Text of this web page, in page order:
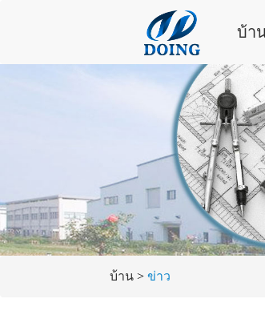
บ้า
บ้าน > ข่าว